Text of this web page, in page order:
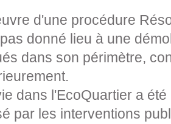
d'une procédure
donné lieu à une
dans son périmètre,
dans l'EcoQuartier a été
par les interventions